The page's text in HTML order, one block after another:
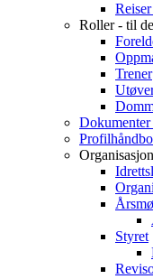
Roller - til
Trener
Dokumenter
Organisasjon
Styret